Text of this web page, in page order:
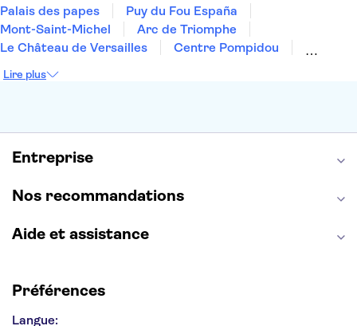
Palais des papes
Puy du Fou España
Mont-Saint-Michel
Arc de Triomphe
Le Château de Versailles
Centre Pompidou
La Chapelle Sixtine
Opéra Garnier
Lire plus
Entreprise
Nos recommandations
Aide et assistance
Préférences
Langue: